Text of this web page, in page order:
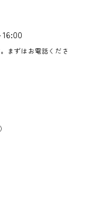
まずはお電話くださ